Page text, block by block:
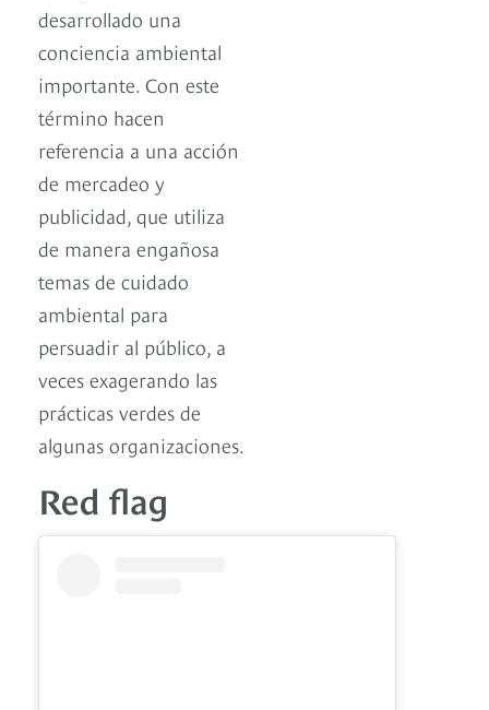
desarrollado una
conciencia ambiental
importante. Con este
término hacen
referencia a una acción
de mercadeo y
publicidad, que utiliza
de manera engañosa
temas de cuidado
ambiental para
persuadir al público, a
veces exagerando las
prácticas verdes de
algunas organizaciones.
Red flag